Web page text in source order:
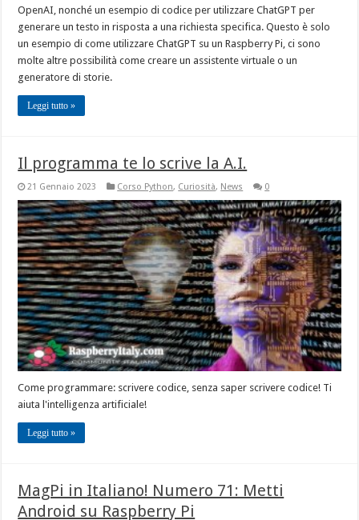
OpenAI, nonché un esempio di codice per utilizzare ChatGPT per
generare un testo in risposta a una richiesta specifica. Questo è solo
un esempio di come utilizzare ChatGPT su un Raspberry Pi, ci sono
molte altre possibilità come creare un assistente virtuale o un
generatore di storie.
Leggi tutto »
Il programma te lo scrive la A.I.
21 Gennaio 2023 Corso Python, Curiosità, News 0
Come programmare: scrivere codice, senza saper scrivere codice! Ti
aiuta l'intelligenza artificiale!
Leggi tutto »
MagPi in Italiano! Numero 71: Metti
Android su Raspberry Pi